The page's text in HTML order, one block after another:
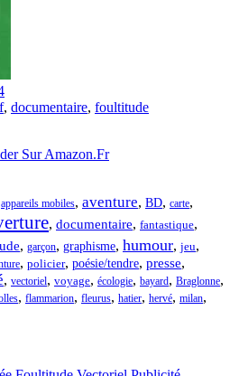
, documentaire, foultitude
Sur Amazon.Fr
appareils mobiles, aventure, BD, carte,
, documentaire, fantastique,
, garçon, graphisme, humour, jeu,
, policier, poésie/tendre, presse,
, vectoriel, voyage, écologie, bayard, Braglonne,
, flammarion, fleurus, hatier, hervé, milan,